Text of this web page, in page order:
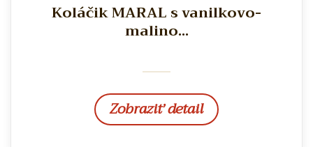
Koláčik MARAL s vanilkovo-
malino...
Zobraziť detail